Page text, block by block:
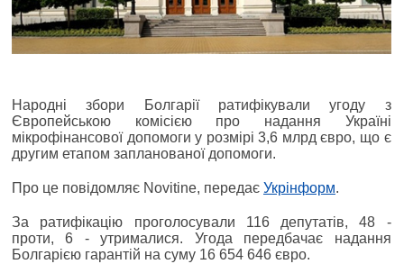
Народні збори Болгарії ратифікували угоду з
Європейською комісією про надання Україні
мікрофінансової допомоги у розмірі 3,6 млрд євро, що є
другим етапом запланованої допомоги.
Про це повідомляє Novitine, передає Укрінформ.
За ратифікацію проголосували 116 депутатів, 48 -
проти, 6 - утрималися. Угода передбачає надання
Болгарією гарантій на суму 16 654 646 євро.